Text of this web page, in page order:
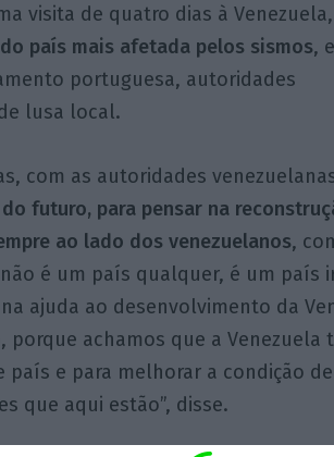
visita de quatro dias à Venezuela,
país mais afetada pelos sismos,
portuguesa, autoridades
lusa local.
com as autoridades
futuro, para pensar na
ao lado dos venezuelanos,
é um país qualquer, é um país
ajuda ao desenvolvimento da
achamos que a Venezuela
e para melhorar a condição
que aqui estão”, disse.